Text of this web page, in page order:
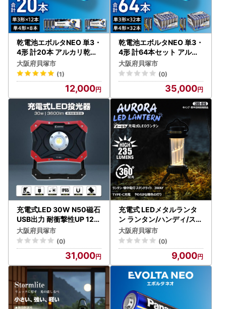
乾電池エボルタNEO 単3・
4形 計20本 アルカリ乾電
池 パナソニック
大阪府貝塚市
(1)
12,000
乾電池エボルタNEO 単3・
4形 計64本セット アルカ
リ乾電池 パナソニック
大阪府貝塚市
(0)
35,000
充電式LED 30W N50磁石
USB出力 耐衝撃性UP 120
° 防災 アウトドア レジャ
ー メンテナンス YC-N8X
大阪府貝塚市
(0)
31,000
充電式 LEDメタルランタ
ン ランタン/ハンディ/スタ
ンド 3WAY DS-01G
大阪府貝塚市
(0)
9,000